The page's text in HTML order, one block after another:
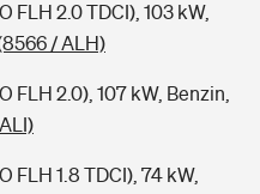
FLH 2.0 TDCI), 103 kW,
/ ALH)
FLH 2.0), 107 kW, Benzin,
FLH 1.8 TDCI), 74 kW,